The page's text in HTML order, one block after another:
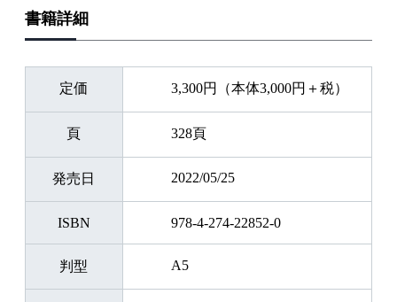
書籍詳細
定価 3,300円（本体3,000円＋税）
頁 328頁
発売日 2022/05/25
ISBN 978-4-274-22852-0
判型 A5